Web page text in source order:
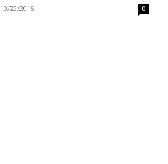
10/22/2015 0